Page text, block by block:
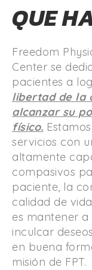
QUE
Freedom
Center se
pacientes a
libertad de la
alcanzar su
físico.
servicios con
altamente
compasivos
paciente, la
calidad de
es mantener
inculcar
en buena
misión de FPT.